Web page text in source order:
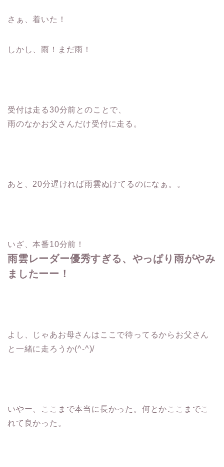
さぁ、着いた！
しかし、雨！まだ雨！
受付は走る30分前とのことで、
雨のなかお父さんだけ受付に走る。
あと、20分遅ければ雨雲ぬけてるのになぁ。。
いざ、本番10分前！
雨雲レーダー優秀すぎる、やっぱり雨がやみ
ましたーー！
よし、じゃあお母さんはここで待ってるからお父さん
と一緒に走ろうか(^-^)/
いやー、ここまで本当に長かった。何とかここまでこ
れて良かった。